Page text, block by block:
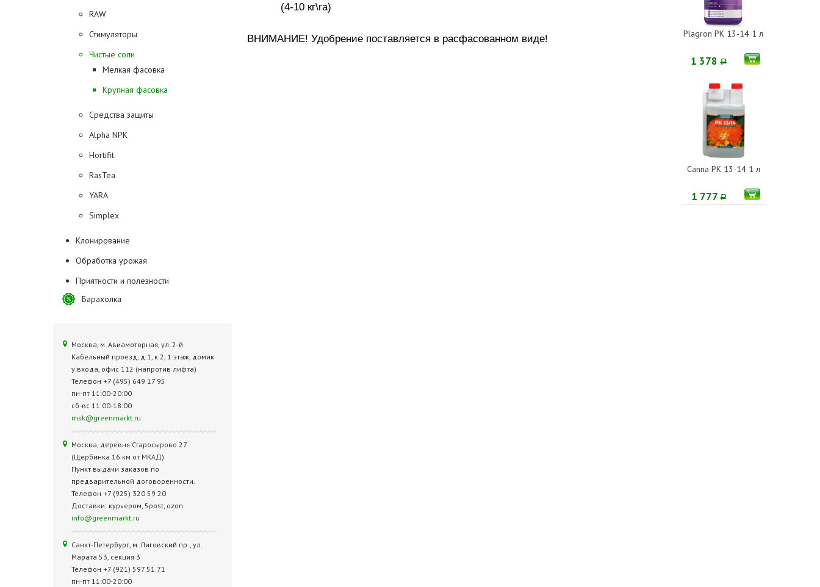
RAW
Стимуляторы
Чистые соли
Мелкая фасовка
Крупная фасовка
Средства защиты
Alpha NPK
Hortifit
RasTea
YARA
Simplex
Клонирование
Обработка урожая
Приятности и полезности
Барахолка
Москва, м. Авиамоторная, ул. 2‑й
Кабельный проезд, д.1, к.2, 1 этаж, домик
у входа, офис 112 (напротив лифта)
Телефон +7 (495) 649 17 95
пн-пт 11:00-20:00
сб-вс 11:00-18:00
msk@greenmarkt.ru
Москва, деревня Старосырово 27
(Щербинка 16 км от МКАД)
Пункт выдачи заказов по
предварительной договоренности.
Телефон +7 (925) 320 59 20
Доставки: курьером, 5post, ozon.
info@greenmarkt.ru
Санкт-Петербург, м. Лиговский пр., ул.
Марата 53, секция 3
Телефон +7 (921) 597 51 71
пн-пт 11:00-20:00
Plagron PK 13-14 1 л
1 378Р
Canna PK 13-14 1 л
1 777Р
(4-10 кг\га)
ВНИМАНИЕ! Удобрение поставляется в расфасованном виде!